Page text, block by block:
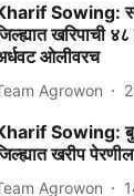
Sowing:
खरिपाची
ओलीवरच
Agrowon
Sowing:
खरीप
Agrowon